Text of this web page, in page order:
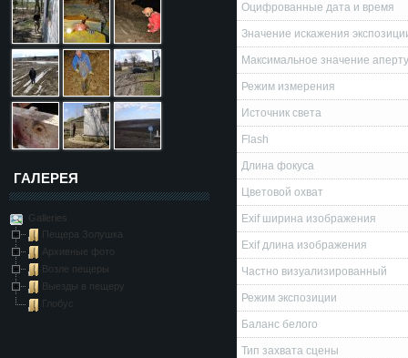
ГАЛЕРЕЯ
Galleries
Пещера Золушка
Архивные фото
Возле пещеры
Выезды в пещеру
Глобус
Оцифрованные дата и время
Значение искажения
Максимальное значение
Режим измерения
Источник света
Flash
Длина фокуса
Цветовой охват
Exif ширина изображения
Exif длина изображения
Частно визуализированный
Режим экспозиции
Баланс белого
Тип захвата сцены